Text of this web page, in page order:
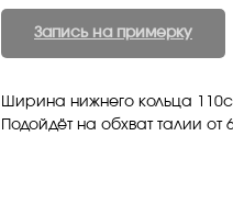
Запись на примерку
Ширина нижнего кольца
Подойдёт на обхват талии